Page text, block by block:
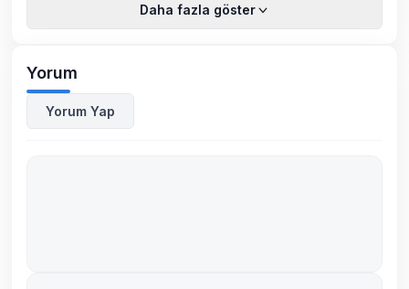
Daha fazla göster
Yorum
Yorum Yap